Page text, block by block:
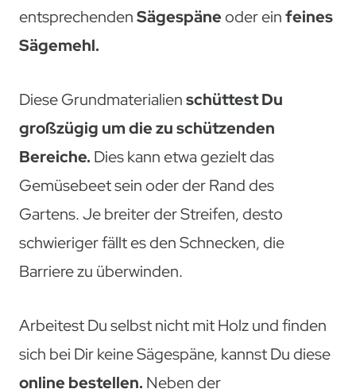
entsprechendenSägespäneoder einfeines
Sägemehl.
Diese Grundmaterialienschüttest Du
großzügig um die zu schützenden
Bereiche. Dies kann etwa gezielt das
Gemüsebeet sein oder der Rand des
Gartens. Je breiter der Streifen, desto
schwieriger fällt es den Schnecken, die
Barriere zu überwinden.
Arbeitest Du selbst nicht mit Holz und finden
sich bei Dir keine Sägespäne, kannst Du diese
online bestellen. Neben der